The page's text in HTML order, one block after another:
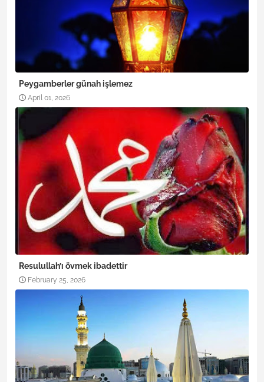
Peygamberler günah işlemez
April 01, 2026
Resulullah’ı övmek ibadettir
February 25, 2026